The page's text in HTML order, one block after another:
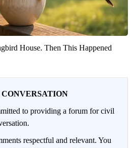
House. Then This Happened
to providing a forum for civil
respectful and relevant. You